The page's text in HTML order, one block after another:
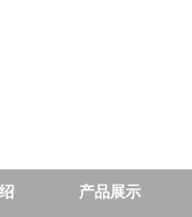
产品展示